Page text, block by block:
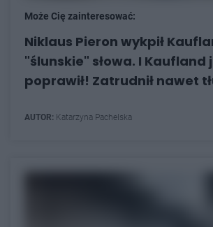
Może Cię zainteresować:
Niklaus Pieron wykpił
"ślunskie" słowa. I Kaufland
poprawił! Zatrudnił nawet
AUTOR: Katarzyna Pachelska